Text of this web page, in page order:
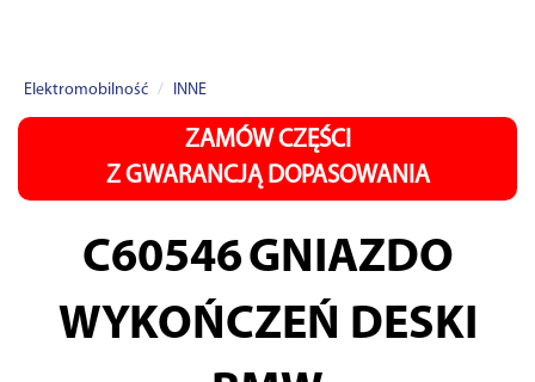
Elektromobilność INNE
ZAMÓW CZĘŚCI
Z GWARANCJĄ DOPASOWANIA
C60546GNIAZDO
WYKOŃCZEŃ DESKI